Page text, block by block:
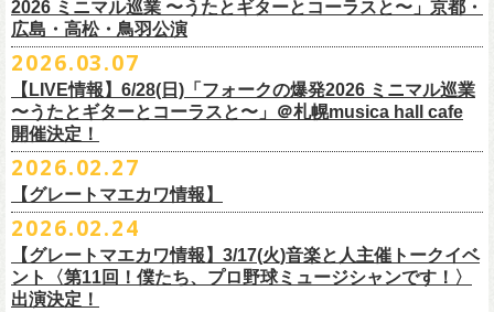
購入は現金のみとなります
転売は固く禁止とさせていただきます
公演当日も身分証を確認させて頂きます（U-22割も同様）
当日11:30〜整列開始いたします
近隣のご迷惑になるためそれ以前のお並びは禁止とさせていただきます
その他詳細：
問い合わせ：G.I.P.https://www.gip-web.co.jp/t/info
＊宮古公演
日時：2026年7月26日(日) 開場 17:30 / 開演 18:00
会場：岩手・カウンターアクション宮古
出演：サンボマスター、フラワーカンパニーズ
チケット料金：
○3歳以上のお客様はチケットが必要。「3歳未満のお子様」は保護者と一
緒の場合は保護者1名につき1名まで入場無料。（保護者1名、「3歳未満
のお子様」2名の場合は入場不可。）
○今回のイベントに関しては、電子チケットまたは紙チケットとさせて頂
きます。
————————————————
問い合わせ：https://info.diskgarage.com/
発編”で開催！
ゲストにお招きするのは、YO-KING、そしてヒグチアイ！
素敵な弾き語りをしてくださるお二人と共に、
す。
◎フラワーカンパニーズ presents 「DRAGON DELUXE 2026 〜フォーク
の爆発編〜」
日時：2026年8月30日(日) 開場16:30 開演17:00
会場：愛知＠名古屋 DIAMOND HALL
出演：フラワーカンパニーズ（*アコースティックSET）、
グチアイ
チケット料金：前売 ¥5,500（税込/椅子席/整理番号付/ドリンク代別途
要）
[GUEST GUITAR ＆ VOCALS]
・うつみようこ
・菅原卓郎(9mm Parabellum Bullet)
・曽我部恵一
・竹安堅一(フラワーカンパニーズ)
・TAKUMA(10-FEET)
・Duran
・TOSHI-LOW (OAU/BRAHMAN/the LOW-ATUS)
&KOHKI(OAU/BRAHMAN)
・布袋寅泰
・ホリエアツシ(ストレイテナー)
・松尾レミ(GLIM SPANKY)
◎THE BOYS&GIRLS 15th ANNIVERSARY TOUR《GO AHEAD 2026》
日時：2026年7月23日(木) OPEN 18:30 / START 19:00
会場：八王子RIPS
出演：THE BOYS&GIRLS、フラワーカンパニーズ
チケット料金：5,000円/10代割：¥4,000 （税込/ドリンク代別)
その他詳細：https://www.theboysandgirls.net/goahead26
◎「フォークの爆発2026 〜座って演奏するスタイルです〜」
7/4(土)岡山・倉敷新渓園敬倹堂 16:30/17:00 問：キャンディープロモ
ーション岡山
7/5(日)兵庫・神戸クラブ月世界 15:30/16:00 問：清水音泉
7/11(土)岐阜・郡上八幡Club Layla 16:30/17:00 問：クラブレイラ
7/19(日)東京・有楽町I’M A SHOW 15:15/16:00 問：ネクストロード
8/1(土)福岡・門司BRICK HALL 16:30/17:00 問：ブリックホール
8/2(日)福岡・門司BRICK HALL 15:30/16:00 問：ブリックホール
チケット料金：5,500円（税込/整理番号付/ドリンク代別）
※7/4＠倉敷はドリンク代なし、7/19＠東京は全席指定
※高校生以下は当日¥2,000キャッシュバック（当日年齢を証明できるも
の（学生証、保険証など）
ニーズの出演はいずれか1日
会場：錦糸公園（東京都墨田区錦糸4-15-1）
出演：フラワーカンパニーズ、勝手にしやがれ、馬場俊英、
ジャンクフジヤマ、THESE THREE WORDS、Ally CARAVAN、the
Tiger、island etc.、BOΦGY 他
入場/観覧：無料/オールスタンディング
アクセス：JR総武線「錦糸町駅」北口より徒歩3分、
「錦糸町駅」4番出口すぐ
肉ハジケテ、音シタタル。 フードフェスと音楽フェスのコラボイベント
「ニクオン2026」
今年も開催！
墨田区を中心とした人気飲食店約20店舗が自慢の肉料理を披露。ステー
ジでは今年も極上のライブをお届け。
5/4(月祝)5/5(火祝)＠大阪・泉大津フェニックスで開催される
「OTODAMA’26」にフラワーカンパニーズの出演が決定！
フラワーカンパニーズは5月5日(火祝)、10:00開場後の朝イチ！源泉テン
6月20日(土)、21日(日)に渋谷のライブハウスで開催される『YATSUI
FESTIVAL! 2025』にフラワーカンパニーズの出演が決定！
4/30(木)鈴木圭介57歳の誕生日に恵比寿
ブ、本日より一般チケットの発売がスタート！
◎フラワーカンパニーズ・ワンマンライヴ
〜鈴木圭介誕生日「初めまして、57歳」〜
2026 ミニマル巡業 〜うたとギターとコーラスと〜」京都・
広島・高松・鳥羽公演
2026.03.07
【LIVE情報】6/28(日)「フォークの爆発2026 ミニマル巡業
〜うたとギターとコーラスと〜」＠札幌musica hall cafe
開催決定！
2026.02.27
【グレートマエカワ情報】
2026.02.24
【グレートマエカワ情報】3/17(火)音楽と人主催トークイベ
ント〈第11回！僕たち、プロ野球ミュージシャンです！〉
出演決定！